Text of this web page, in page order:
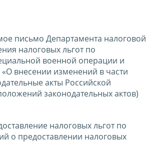
письмо Департамента налоговой
налоговых льгот по
военной операции и
«О внесении изменений в части
акты Российской
законодательных актов)
налоговых льгот по
о предоставлении налоговых